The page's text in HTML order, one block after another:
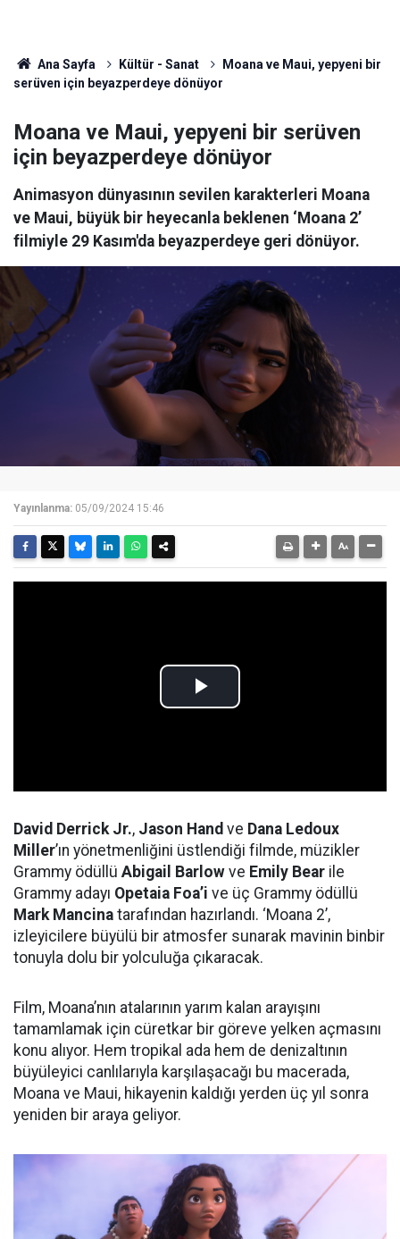
Ana Sayfa Kültür - Sanat
Moana ve Maui, yepyeni bir
serüven için beyazperdeye dönüyor
Moana ve Maui, yepyeni bir serüven
için beyazperdeye dönüyor
Animasyon dünyasının sevilen karakterleri Moana
ve Maui, büyük bir heyecanla beklenen ‘Moana 2’
filmiyle 29 Kasım'da beyazperdeye geri dönüyor.
Yayınlanma: 05/09/2024 15:46
David Derrick Jr., Jason Hand ve Dana Ledoux
Miller’ın yönetmenliğini üstlendiği filmde, müzikler
Grammy ödüllü Abigail Barlow ve Emily Bear ile
Grammy adayı Opetaia Foa’i ve üç Grammy ödüllü
Mark Mancina tarafından hazırlandı. ‘Moana 2’,
izleyicilere büyülü bir atmosfer sunarak mavinin binbir
tonuyla dolu bir yolculuğa çıkaracak.
Film, Moana’nın atalarının yarım kalan arayışını
tamamlamak için cüretkar bir göreve yelken açmasını
konu alıyor. Hem tropikal ada hem de denizaltının
büyüleyici canlılarıyla karşılaşacağı bu macerada,
Moana ve Maui, hikayenin kaldığı yerden üç yıl sonra
yeniden bir araya geliyor.